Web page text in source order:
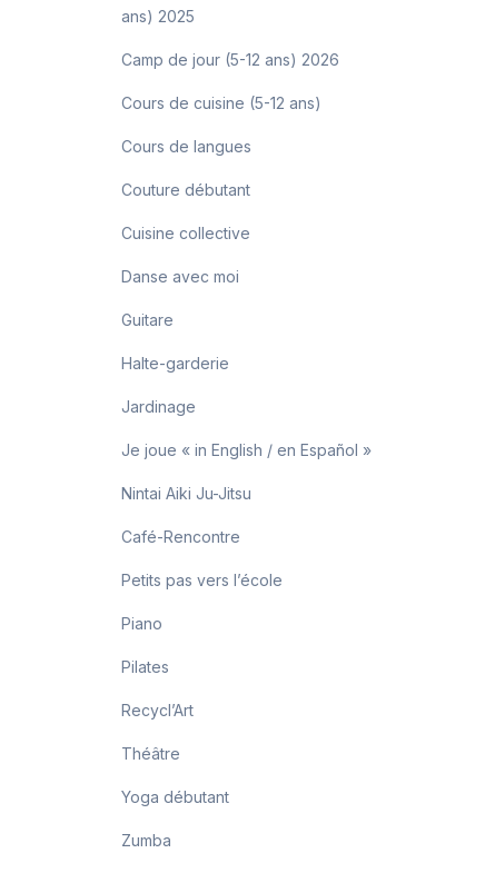
ans) 2025
Camp de jour (5-12 ans) 2026
Cours de cuisine (5-12 ans)
Cours de langues
Couture débutant
Cuisine collective
Danse avec moi
Guitare
Halte-garderie
Jardinage
Je joue « in English / en Español »
Nintai Aiki Ju-Jitsu
Café-Rencontre
Petits pas vers l’école
Piano
Pilates
Recycl’Art
Théâtre
Yoga débutant
Zumba